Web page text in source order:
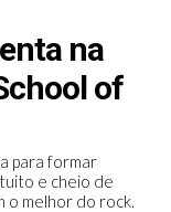
na
of
para formar
e cheio de
o melhor do rock.